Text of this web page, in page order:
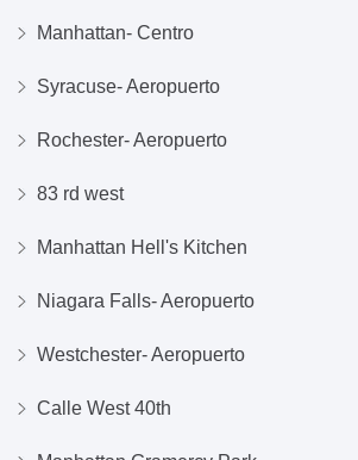
Manhattan- Centro
Syracuse- Aeropuerto
Rochester- Aeropuerto
83 rd west
Manhattan Hell's Kitchen
Niagara Falls- Aeropuerto
Westchester- Aeropuerto
Calle West 40th